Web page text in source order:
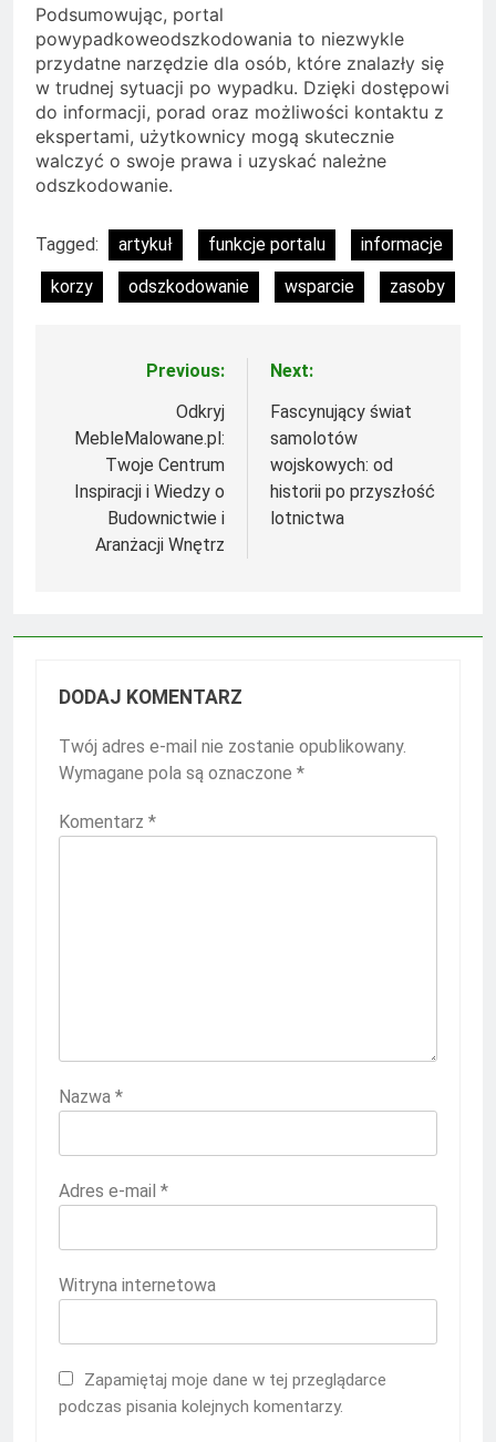
Podsumowując, portal
powypadkoweodszkodowania to niezwykle
przydatne narzędzie dla osób, które znalazły się
w trudnej sytuacji po wypadku. Dzięki dostępowi
do informacji, porad oraz możliwości kontaktu z
ekspertami, użytkownicy mogą skutecznie
walczyć o swoje prawa i uzyskać należne
odszkodowanie.
Tagged: artykuł funkcje portalu
informacje
korzy
odszkodowanie wsparcie zasoby
NawigacjaPrevious:
Odkryj
MebleMalowane.pl:
Twoje Centrum
Inspiracji i Wiedzy o
Budownictwie i
Aranżacji Wnętrz
Next:
Fascynujący świat
samolotów
wojskowych: od
historii po przyszłość
lotnictwa
DODAJ KOMENTARZ
Twój adres e-mail nie zostanie opublikowany.
Wymagane pola są oznaczone *
Komentarz *
Nazwa *
Adres e-mail *
Witryna internetowa
Zapamiętaj moje dane w tej przeglądarce
podczas pisania kolejnych komentarzy.